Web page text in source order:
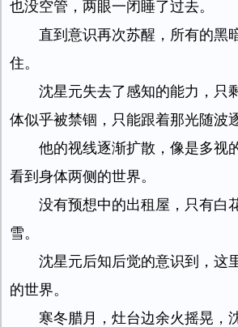
也没空管，两眼一闭睡了过去。
直到意识再次苏醒，所有的黑
住。
沈星元失去了感知的能力，只
体似乎被禁锢，只能跟着那光随波
他的视线逐渐扩散，像是多视
看到身体两侧的世界。
没有预想中的出租屋，只有白
雪。
沈星元后知后觉的意识到，这
的世界。
寒冬腊月，灶台边余火摇晃，